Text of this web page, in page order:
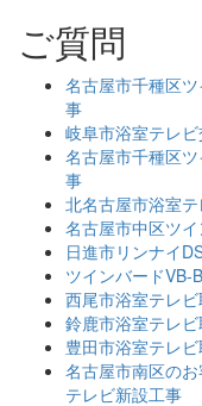
ご質問
名古屋市千種区
事
岐阜市浴室テレ
名古屋市千種区
事
北名古屋市浴室
名古屋市中区ツ
日進市リンナイ
ツインバードVB-
西尾市浴室テレ
鈴鹿市浴室テレ
豊田市浴室テレ
名古屋市南区の
テレビ新設工事